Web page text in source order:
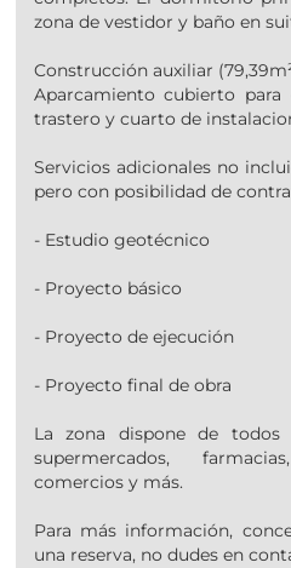
zona de vestidor y baño en
Construcción auxiliar
Aparcamiento cubierto
trastero y cuarto de
Servicios adicionales no
pero con posibilidad de
- Estudio geotécnico
- Proyecto básico
- Proyecto de ejecución
- Proyecto final de obra
La zona dispone de todos
supermercados,
comercios y más.
Para más información,
una reserva, no dudes en